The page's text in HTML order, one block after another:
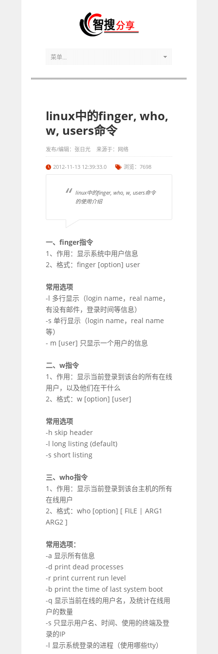
linux中的finger, who,
w, users命令
发布/编辑：张日光 来源于：网络
2012-11-13 12:39:33.0 浏览：7698
linux中的finger, who, w, users命令
的使用介绍
一、finger指令
1、作用：显示系统中用户信息
2、格式：finger [option] user
常用选项
-l 多行显示（login name，real name，
有没有邮件，登录时间等信息）
-s 单行显示（login name，real name
等）
- m [user] 只显示一个用户的信息
二、w指令
1、作用：显示当前登录到该台的所有在线
用户，以及他们在干什么
2、格式：w [option] [user]
常用选项
-h skip header
-l long listing (default)
-s short listing
三、who指令
1、作用：显示当前登录到该台主机的所有
在线用户
2、格式：who [option] [ FILE | ARG1
ARG2 ]
常用选项：
-a 显示所有信息
-d print dead processes
-r print current run level
-b print the time of last system boot
-q 显示当前在线的用户名，及统计在线用
户的数量
-s 只显示用户名、时间、使用的终端及登
录的IP
-l 显示系统登录的进程（使用哪些tty）